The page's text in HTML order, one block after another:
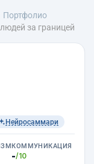
Портфолио
за границей
Нейросаммари
КОММУНИКАЦИЯ
-/10